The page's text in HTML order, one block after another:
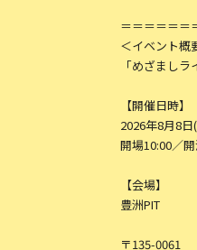
＝＝＝＝＝＝
＜イベント概
「めざまし
【開催日時】
2026年8月8日
開場10:00／
【会場】
豊洲PIT
〒135-0061